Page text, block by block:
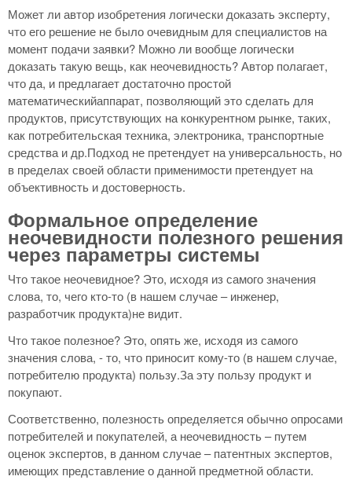
Может ли автор изобретения логически доказать эксперту,
что его решение не было очевидным для специалистов на
момент подачи заявки? Можно ли вообще логически
доказать такую вещь, как неочевидность? Автор полагает,
что да, и предлагает достаточно простой
математическийаппарат, позволяющий это сделать для
продуктов, присутствующих на конкурентном рынке, таких,
как потребительская техника, электроника, транспортные
средства и др.Подход не претендует на универсальность, но
в пределах своей области применимости претендует на
объективность и достоверность.
Формальное определение
неочевидности полезного решения
через параметры системы
Что такое неочевидное? Это, исходя из самого значения
слова, то, чего кто-то (в нашем случае – инженер,
разработчик продукта)не видит.
Что такое полезное? Это, опять же, исходя из самого
значения слова, - то, что приносит кому-то (в нашем случае,
потребителю продукта) пользу.За эту пользу продукт и
покупают.
Соответственно, полезность определяется обычно опросами
потребителей и покупателей, а неочевидность – путем
оценок экспертов, в данном случае – патентных экспертов,
имеющих представление о данной предметной области.